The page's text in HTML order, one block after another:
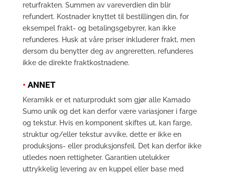
returfrakten. Summen av vareverdien din blir
refundert. Kostnader knyttet til bestillingen din, for
eksempel frakt- og betalingsgebyrer, kan ikke
refunderes. Husk at våre priser inkluderer frakt, men
dersom du benytter deg av angreretten, refunderes
ikke de direkte fraktkostnadene.
• ANNET
Keramikk er et naturprodukt som gjør alle Kamado
Sumo unik og det kan derfor være variasjoner i farge
og tekstur. Hvis en komponent skiftes ut, kan farge,
struktur og/eller tekstur avvike, dette er ikke en
produksjons- eller produksjonsfeil. Det kan derfor ikke
utledes noen rettigheter. Garantien utelukker
uttrykkelig levering av en kuppel eller base med